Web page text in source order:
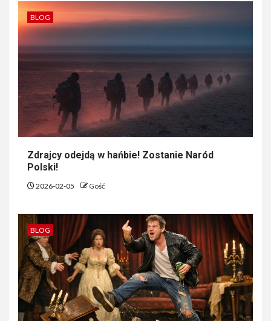
BLOG
Zdrajcy odejdą w hańbie! Zostanie Naród
Polski!
2026-02-05 Gość
BLOG